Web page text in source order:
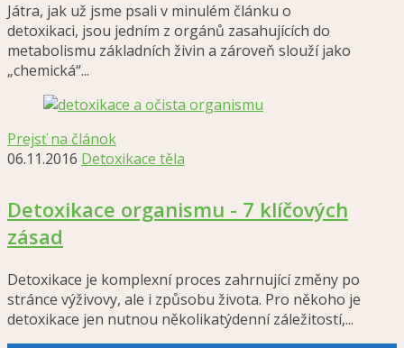
Játra, jak už jsme psali v minulém článku o
detoxikaci, jsou jedním z orgánů zasahujících do
metabolismu základních živin a zároveň slouží jako
„chemická“...
Prejsť na článok
06.11.2016 Detoxikace těla
Detoxikace organismu - 7 klíčových
zásad
Detoxikace je komplexní proces zahrnující změny po
stránce výživovy, ale i způsobu života. Pro někoho je
detoxikace jen nutnou několikatýdenní záležitostí,...